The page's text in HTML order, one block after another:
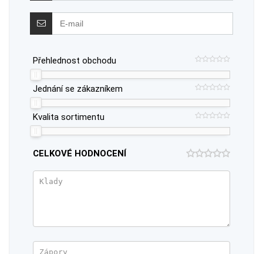
Přehlednost obchodu
Jednání se zákazníkem
Kvalita sortimentu
CELKOVÉ HODNOCENÍ